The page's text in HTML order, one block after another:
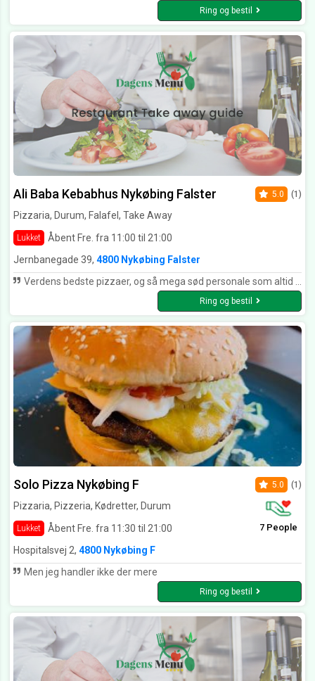
Ring og bestil
Ali Baba Kebabhus Nykøbing Falster
Pizzaria, Durum, Falafel, Take Away
Lukket Åbent Fre. fra 11:00 til 21:00
5.0 (1)
Jernbanegade 39, 4800 Nykøbing Falster
Verdens bedste pizzaer, og så mega sød personale som altid er venlige. hurtig levering som altid
Ring og bestil
Solo Pizza Nykøbing F
Pizzaria, Pizzeria, Kødretter, Durum
Lukket Åbent Fre. fra 11:30 til 21:00
5.0 (1)
7 People
Hospitalsvej 2, 4800 Nykøbing F
Men jeg handler ikke der mere
Ring og bestil